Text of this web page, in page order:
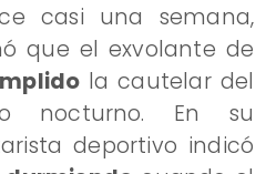
casi una semana,
que el exvolante de
la cautelar del
nocturno. En su
deportivo indicó